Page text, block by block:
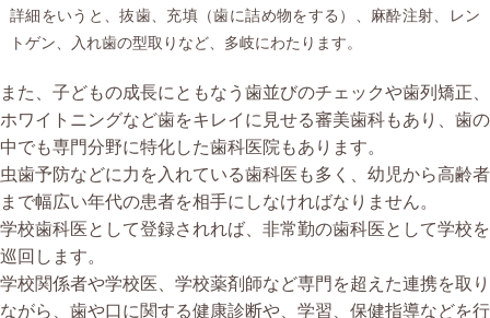
詳細をいうと、抜歯、充填（歯に詰め物をする）、麻酔注射、レン
トゲン、入れ歯の型取りなど、多岐にわたります。
また、子どもの成長にともなう歯並びのチェックや歯列矯正、
ホワイトニングなど歯をキレイに見せる審美歯科もあり、歯の
中でも専門分野に特化した歯科医院もあります。
虫歯予防などに力を入れている歯科医も多く、幼児から高齢者
まで幅広い年代の患者を相手にしなければなりません。
学校歯科医として登録されれば、非常勤の歯科医として学校を
巡回します。
学校関係者や学校医、学校薬剤師など専門を超えた連携を取り
ながら、歯や口に関する健康診断や、学習、保健指導などを行